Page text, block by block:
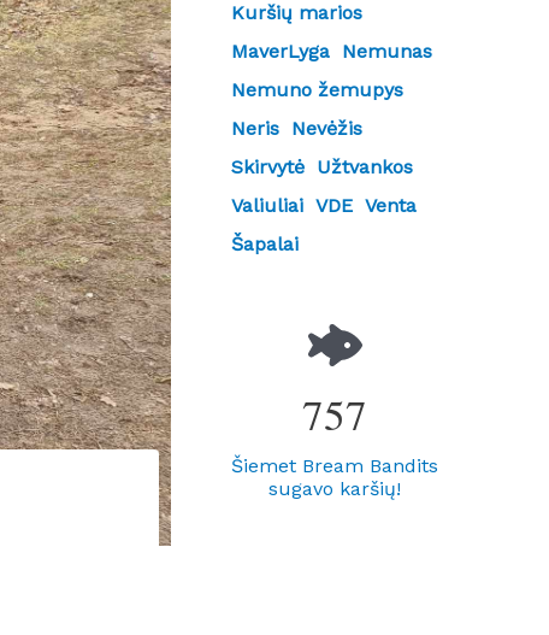
Kuršių marios
MaverLyga Nemunas
Nemuno žemupys
Neris Nevėžis
Skirvytė Užtvankos
Valiuliai VDE Venta
Šapalai
757
Šiemet Bream Bandits
sugavo karšių!